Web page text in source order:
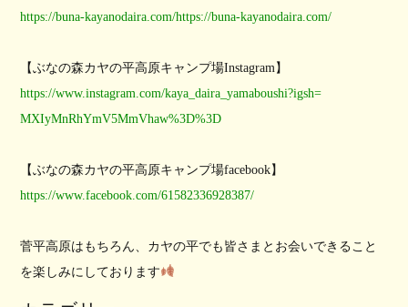
https://buna-kayanodaira.com/https://buna-kayanodaira.com/
【ぶなの森カヤの平高原キャンプ場Instagram】
https://www.instagram.com/kaya_daira_yamaboushi?igsh=
MXIyMnRhYmV5MmVhaw%3D%3D
【ぶなの森カヤの平高原キャンプ場facebook】
https://www.facebook.com/61582336928387/
菅平高原はもちろん、 カヤの平でも皆さまとお会いできること
を楽しみにしております